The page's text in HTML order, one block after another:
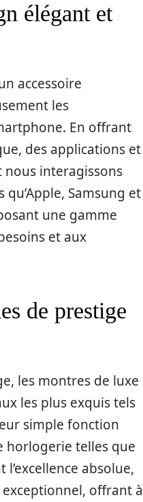
élégant et
accessoire
les
En offrant
des applications et
interagissons
Samsung et
une gamme
et aux
de prestige
les montres de luxe
les plus exquis tels
simple fonction
horlogerie telles que
absolue,
exceptionnel, offrant à